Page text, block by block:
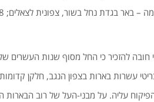
חובה להזכיר כי החל מסוף שנות
השלטון הבריטי עשרות בארות בצפון הנגב,
עליה. על מבני-העל של רוב הבארות